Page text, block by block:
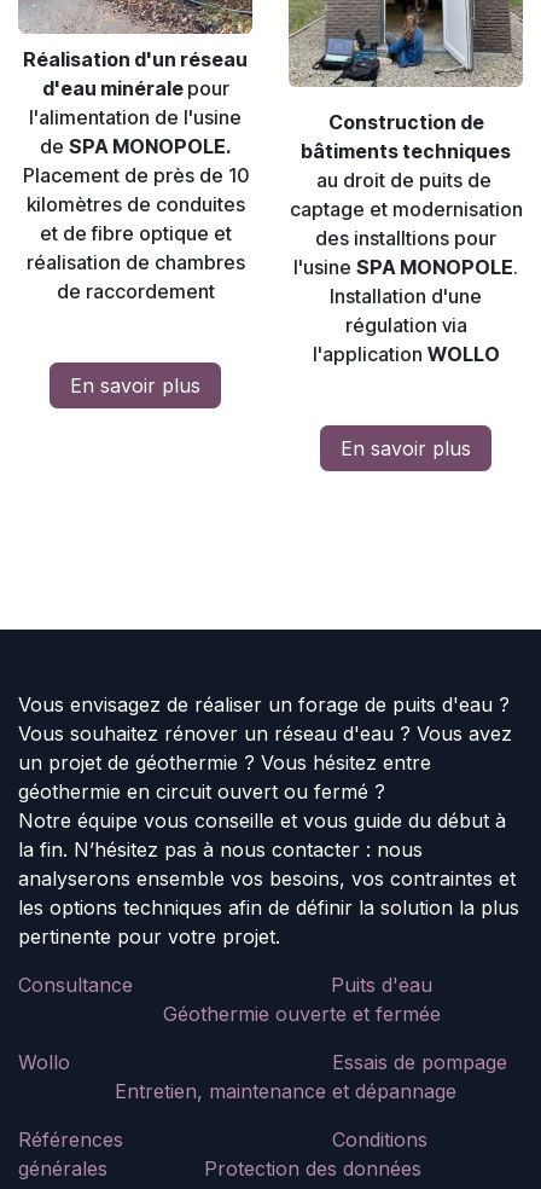
Réalisation d'un réseau
d'eau minérale pour
l'alimentation de l'usine
de SPA MONOPOLE.
Placement de près de 10
kilomètres de conduites
et de fibre optique et
réalisation de chambres
de raccordement
En savoir plus
Construction de
bâtiments techniques
au droit de puits de
captage et modernisation
des installtions pour
l'usine SPA MONOPOLE.
Installation d'une
régulation via
l'application WOLLO
En savoir plus
Vous envisagez de réaliser un forage de puits d'eau ?
Vous souhaitez rénover un réseau d'eau ? Vous avez
un projet de géothermie ? Vous hésitez entre
géothermie en circuit ouvert ou fermé ?
Notre équipe vous conseille et vous guide du début à
la fin. N’hésitez pas à nous contacter : nous
analyserons ensemble vos besoins, vos contraintes et
les options techniques afin de définir la solution la plus
pertinente pour votre projet.
Consultance
Puits d'eau
Géothermie ouverte et fermée
Wollo
Essais de pompage
​Entretien, maintenance et dépannage
Références
Conditions
générales
Protection des données